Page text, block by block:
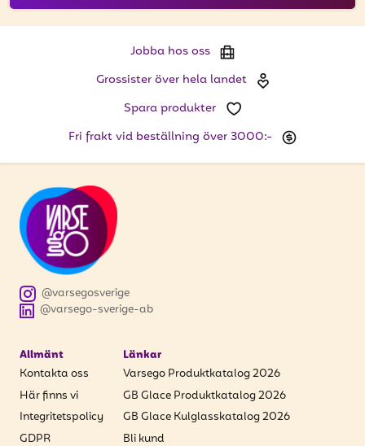
Jobba hos oss
Grossister över hela landet
Spara produkter
Fri frakt vid beställning över 3000:-
@varsego-sverige-ab
@varsegosverige
Allmänt
Kontakta oss
Här finns vi
Integritetspolicy
GDPR
Länkar
Varsego Produktkatalog 2026
GB Glace Produktkatalog 2026
GB Glace Kulglasskatalog 2026
Bli kund